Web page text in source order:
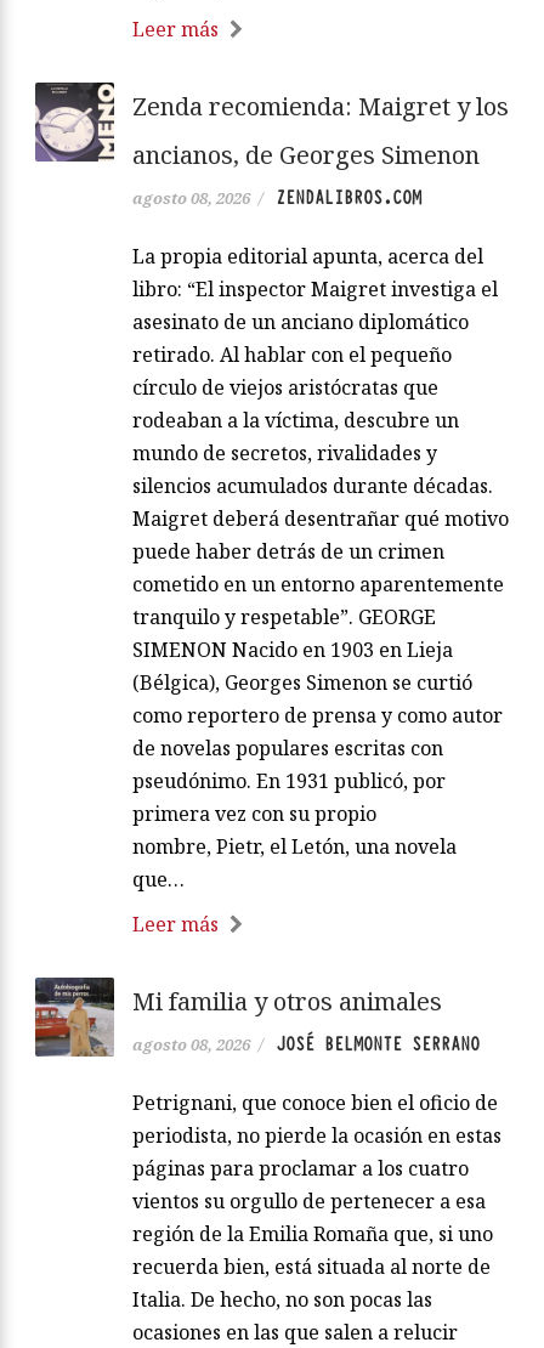
Leer más
Zenda recomienda: Maigret y los
ancianos, de Georges Simenon
agosto 08, 2026 / ZENDALIBROS.COM
La propia editorial apunta, acerca del
libro: “El inspector Maigret investiga el
asesinato de un anciano diplomático
retirado. Al hablar con el pequeño
círculo de viejos aristócratas que
rodeaban a la víctima, descubre un
mundo de secretos, rivalidades y
silencios acumulados durante décadas.
Maigret deberá desentrañar qué motivo
puede haber detrás de un crimen
cometido en un entorno aparentemente
tranquilo y respetable”. GEORGE
SIMENON Nacido en 1903 en Lieja
(Bélgica), Georges Simenon se curtió
como reportero de prensa y como autor
de novelas populares escritas con
pseudónimo. En 1931 publicó, por
primera vez con su propio
nombre, Pietr, el Letón, una novela
que…
Leer más
Mi familia y otros animales
agosto 08, 2026 / JOSÉ BELMONTE SERRANO
Petrignani, que conoce bien el oficio de
periodista, no pierde la ocasión en estas
páginas para proclamar a los cuatro
vientos su orgullo de pertenecer a esa
región de la Emilia Romaña que, si uno
recuerda bien, está situada al norte de
Italia. De hecho, no son pocas las
ocasiones en las que salen a relucir